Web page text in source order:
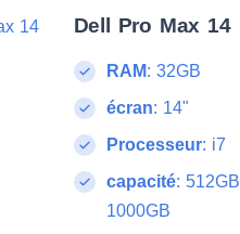
Dell Pro Max 14
RAM: 32GB
écran: 14"
Processeur: i7
capacité: 512GB
1000GB